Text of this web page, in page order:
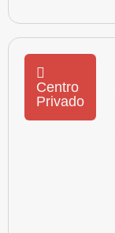
Centro
Privado